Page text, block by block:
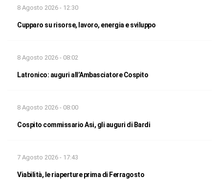
8 Agosto 2026 - 12:30
Cupparo su risorse, lavoro, energia e sviluppo
8 Agosto 2026 - 08:02
Latronico: auguri all’Ambasciatore Cospito
8 Agosto 2026 - 08:00
Cospito commissario Asi, gli auguri di Bardi
7 Agosto 2026 - 17:43
Viabilità, le riaperture prima di Ferragosto